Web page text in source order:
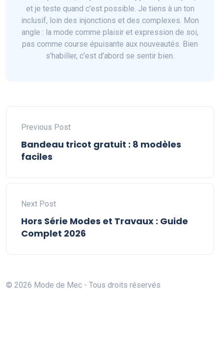
et je teste quand c'est possible. Je tiens à un ton
inclusif, loin des injonctions et des complexes. Mon
angle : la mode comme plaisir et expression de soi,
pas comme course épuisante aux nouveautés. Bien
s'habiller, c'est d'abord se sentir bien.
Previous Post
Bandeau tricot gratuit : 8 modèles
faciles
Next Post
Hors Série Modes et Travaux : Guide
Complet 2026
© 2026 Mode de Mec - Tous droits réservés